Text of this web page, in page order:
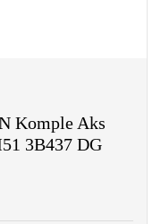
Komple Aks
3B437 DG